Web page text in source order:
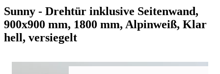
Sunny - Drehtür inklusive Seitenwand,
900x900 mm, 1800 mm, Alpinweiß, Klar
hell, versiegelt